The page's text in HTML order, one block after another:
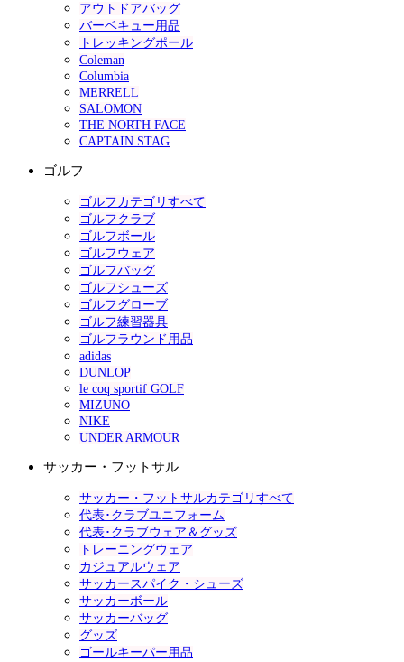
アウトドアバッグ
バーベキュー用品
トレッキングポール
Coleman
Columbia
MERRELL
SALOMON
THE NORTH FACE
CAPTAIN STAG
ゴルフ
ゴルフカテゴリすべて
ゴルフクラブ
ゴルフボール
ゴルフウェア
ゴルフバッグ
ゴルフシューズ
ゴルフグローブ
ゴルフ練習器具
ゴルフラウンド用品
adidas
DUNLOP
le coq sportif GOLF
MIZUNO
NIKE
UNDER ARMOUR
サッカー・フットサル
サッカー・フットサルカテゴリすべて
代表･クラブユニフォーム
代表･クラブウェア＆グッズ
トレーニングウェア
カジュアルウェア
サッカースパイク・シューズ
サッカーボール
サッカーバッグ
グッズ
ゴールキーパー用品